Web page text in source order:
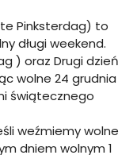
Pinksterdag) to
długi weekend.
) oraz Drugi dzień
wolne 24 grudnia
świątecznego
weźmiemy wolne
dniem wolnym 1